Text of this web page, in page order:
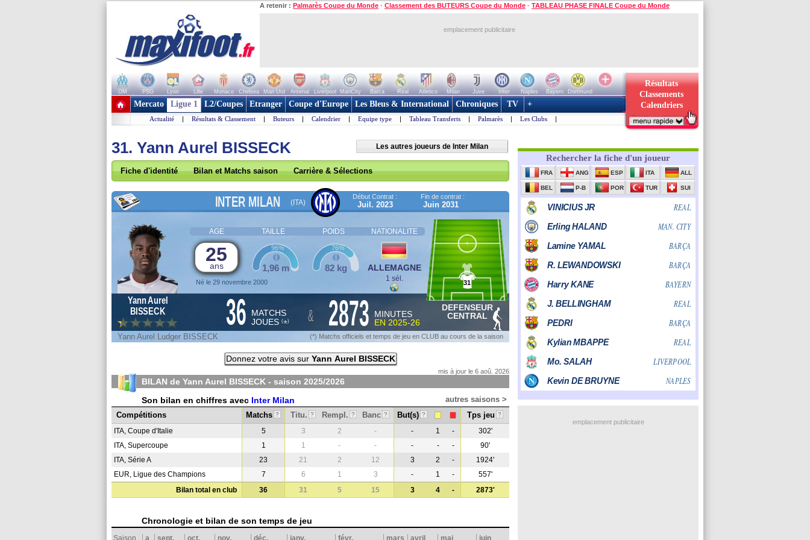
A retenir : Palmarès Coupe du Monde - Classement des BUTEURS Coupe du Monde - TABLEAU PHASE FINALE Coupe du Monde
emplacement publicitaire
OM PSG Lyon Lille Monaco Chelsea Man Utd Arsenal Liverpool ManCity Barca Real Atletico Milan Juve Inter Naples Bayern
Dortmund
+ de clubs
Résultats
Classements
Calendriers
Mercato Ligue 1 L2/Coupes Etranger Coupe d'Europe Les Bleus & International Chroniques TV +
Actualité | Résultats & Classement | Buteurs | Calendrier | Equipe type | Tableau Transferts | Palmarès | Les Clubs |
31. Yann Aurel BISSECK Les autres joueurs de Inter Milan
Fiche d'identité Bilan et Matchs saison Carrière & Sélections
INTER MILAN (ITA)
Début Contrat :
Juil. 2023
Fin de contrat :
Juin 2031
AGE TAILLE POIDS NATIONALITE
25
ans
Né le 29 novembre 2000
1,96 m
96%
82 kg
76%
ALLEMAGNE
1 sél. 31
Yann Aurel
BISSECK
36 MATCHS
JOUES (*) & 2873
MINUTES
EN 2025-26
DEFENSEUR
CENTRAL
Yann Aurel Ludger BISSECK (*) Matchs officiels et temps de jeu en CLUB au cours de la saison
Donnez votre avis sur Yann Aurel BISSECK
mis à jour le 6 aoû. 2026
BILAN de Yann Aurel BISSECK - saison 2025/2026
Son bilan en chiffres avec Inter Milan
autres saisons >
Compétitions
Matchs ? Titu. ? Rempl. ? Banc ? But(s) ? Tps jeu ?
ITA, Coupe d'Italie 5 3 2 - - 1 -
302'
ITA, Supercoupe
1 1 - - - - -
90'
ITA, Série A
23 21 2 12 3 2 -
1924'
EUR, Ligue des Champions
7 6 1 3 - 1 -
557'
Bilan total en club
36 31 5 15 3 4 - 2873'
Chronologie et bilan de son temps de jeu
Saison a sept. oct. nov. déc. janv. févr. mars avril mai juin
emplacement publicitaire